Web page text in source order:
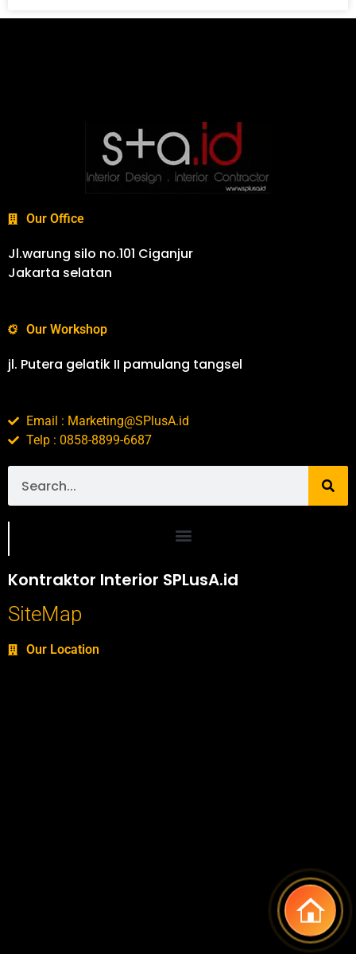
Our Office
Jl.warung silo no.101 Ciganjur
Jakarta selatan
Our Workshop
jl. Putera gelatik II pamulang tangsel
Email : Marketing@SPlusA.id
Telp : 0858-8899-6687
Kontraktor Interior SPLusA.id
SiteMap
Our Location